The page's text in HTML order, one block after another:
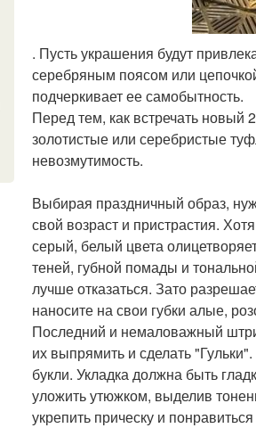
. Пусть украшения будут
серебряным поясом или
подчеркивает ее самобытность.
Перед тем, как встречать новый
золотистые или серебристые
невозмутимость.
Выбирая праздничный образ,
свой возраст и пристрастия.
серый, белый цвета
теней, губной помады и
лучше отказаться. Зато
наносите на свои губки алые,
Последний и немаловажный
их выпрямить и сделать
букли. Укладка должна быть
уложить утюжком, выделив
укрепить прическу и